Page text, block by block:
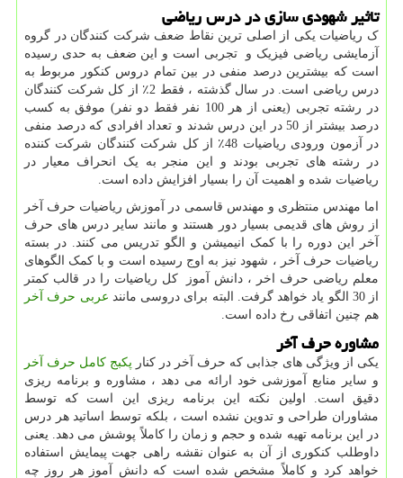
تاثیر شهودی سازی در درس ریاضی
ک ریاضیات یکی از اصلی ترین نقاط ضعف شرکت کنندگان در گروه
آزمایشی ریاضی فیزیک و تجربی است و این ضعف به حدی رسیده
است که بیشترین درصد منفی در بین تمام دروس کنکور مربوط به
درس ریاضی است. در سال گذشته ، فقط 2٪ از کل شرکت کنندگان
در رشته تجربی (یعنی از هر 100 نفر فقط دو نفر) موفق به کسب
درصد بیشتر از 50 در این درس شدند و تعداد افرادی که درصد منفی
در آزمون ورودی ریاضیات 48٪ از کل شرکت کنندگان شرکت کننده
در رشته های تجربی بودند و این منجر به یک انحراف معیار در
ریاضیات شده و اهمیت آن را بسیار افزایش داده است.
اما مهندس منتظری و مهندس قاسمی در آموزش ریاضیات حرف آخر
از روش های قدیمی بسیار دور هستند و مانند سایر درس های حرف
آخر این دوره را با کمک انیمیشن و الگو تدریس می کنند. در بسته
ریاضیات حرف آخر ، شهود نیز به اوج رسیده است و با کمک الگوهای
معلم ریاضی حرف اخر ، دانش آموز کل ریاضیات را در قالب کمتر
از 30 الگو یاد خواهد گرفت. البته برای دروسی مانند
عربی حرف آخر
هم چنین اتفاقی رخ داده است.
مشاوره حرف آخر
یکی از ویژگی های جذابی که حرف آخر در کنار پکبج کامل حرف آخر
و سایر منابع آموزشی خود ارائه می دهد ، مشاوره و برنامه ریزی
دقیق است. اولین نکته این برنامه ریزی این است که توسط
مشاوران طراحی و تدوین نشده است ، بلکه توسط اساتید هر درس
در این برنامه تهیه شده و حجم و زمان را کاملاً پوشش می دهد. یعنی
داوطلب کنکوری از آن به عنوان نقشه راهی جهت پیمایش استفاده
خواهد کرد و کاملاً مشخص شده است که دانش آموز هر روز چه